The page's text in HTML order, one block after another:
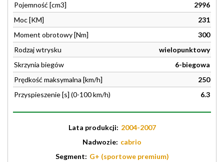
Pojemność [cm3]
2996
Moc [KM]
231
Moment obrotowy [Nm]
300
Rodzaj wtrysku
wielopunktowy
Skrzynia biegów
6-biegowa
Prędkość maksymalna [km/h]
250
Przyspieszenie [s] (0-100 km/h)
6.3
Lata produkcji: 2004-2007
Nadwozie: cabrio
Segment: G+ (sportowe premium)